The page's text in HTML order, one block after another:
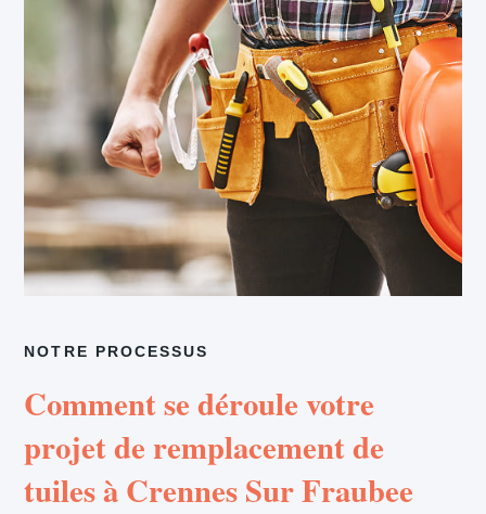
NOTRE PROCESSUS
Comment se déroule votre
projet de remplacement de
tuiles à Crennes Sur Fraubee